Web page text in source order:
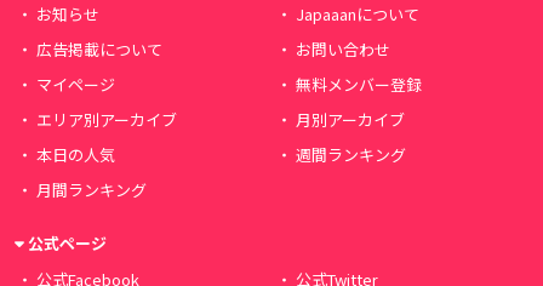
お知らせ
Japaaanについて
広告掲載について
お問い合わせ
マイページ
無料メンバー登録
エリア別アーカイブ
月別アーカイブ
本日の人気
週間ランキング
月間ランキング
公式ページ
公式Facebook
公式Twitter